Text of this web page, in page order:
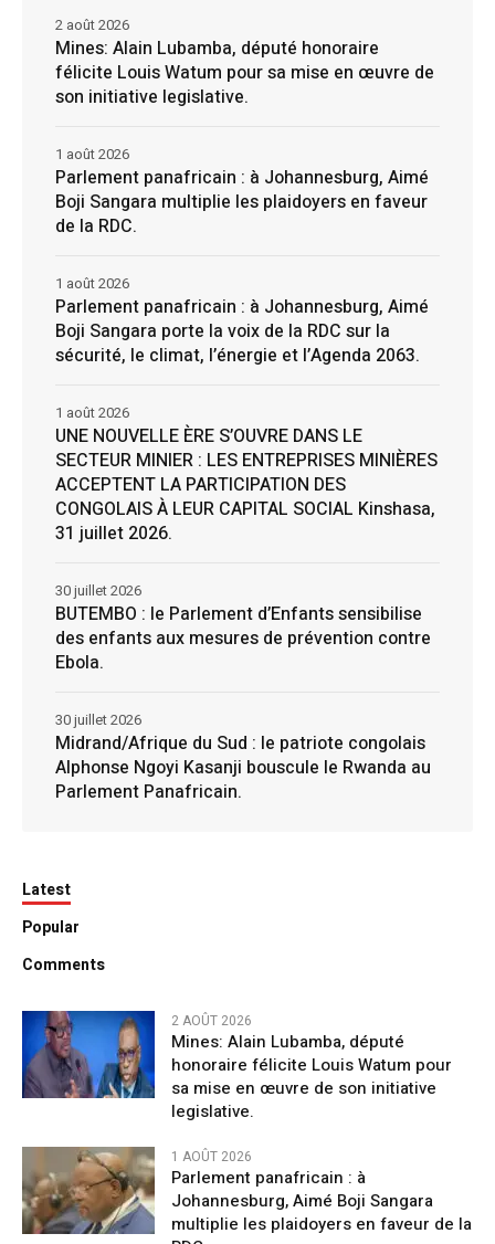
Mines: Alain Lubamba, député honoraire
félicite Louis Watum pour sa mise en œuvre de
son initiative legislative.
2 août 2026
Parlement panafricain : à Johannesburg, Aimé
Boji Sangara multiplie les plaidoyers en faveur
de la RDC.
1 août 2026
Parlement panafricain : à Johannesburg, Aimé
Boji Sangara porte la voix de la RDC sur la
sécurité, le climat, l’énergie et l’Agenda 2063.
1 août 2026
UNE NOUVELLE ÈRE S’OUVRE DANS LE
SECTEUR MINIER : LES ENTREPRISES MINIÈRES
ACCEPTENT LA PARTICIPATION DES
CONGOLAIS À LEUR CAPITAL SOCIAL Kinshasa,
31 juillet 2026.
1 août 2026
BUTEMBO : le Parlement d’Enfants sensibilise
des enfants aux mesures de prévention contre
Ebola.
30 juillet 2026
Midrand/Afrique du Sud : le patriote congolais
Alphonse Ngoyi Kasanji bouscule le Rwanda au
Parlement Panafricain.
30 juillet 2026
Latest
Popular
Comments
2 AOÛT 2026
Mines: Alain Lubamba, député
honoraire félicite Louis Watum pour
sa mise en œuvre de son initiative
legislative.
1 AOÛT 2026
Parlement panafricain : à
Johannesburg, Aimé Boji Sangara
multiplie les plaidoyers en faveur de la